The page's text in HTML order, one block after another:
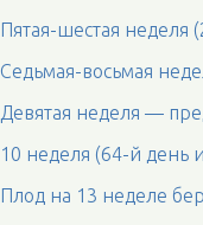
Пятая-шестая неделя
Седьмая-восьмая
Девятая неделя —
10 неделя (64-й день
Плод на 13 неделе